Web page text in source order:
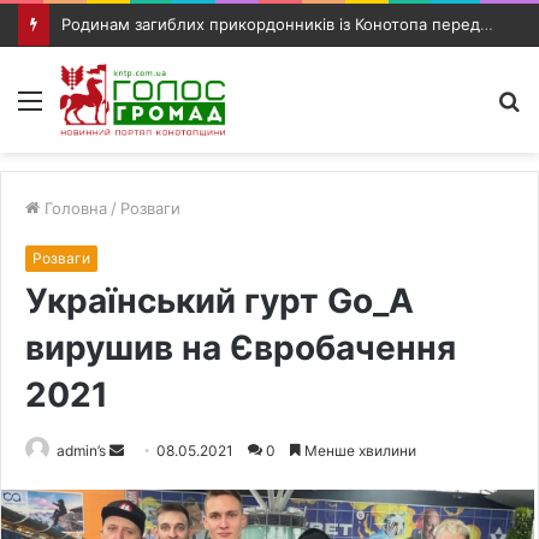
Родинам загиблих прикордонників із Конотопа передали посмертні нагороди
Меню
Головна / Розваги
Розваги
Український гурт Go_A
вирушив на Євробачення
2021
admin’s
n
08.05.2021 0 Менше хвилини